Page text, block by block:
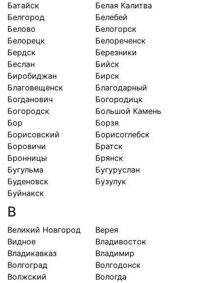
Батайск
Белая Калитва
Белгород
Белебей
Белово
Белогорск
Белорецк
Белореченск
Бердск
Березники
Беслан
Бийск
Биробиджан
Бирск
Благовещенск
Благодарный
Богданович
Богородицк
Богородск
Большой Камень
Бор
Борзя
Борисовский
Борисоглебск
Боровичи
Братск
Бронницы
Брянск
Бугульма
Бугуруслан
Буденовск
Бузулук
Буйнакск
В
Великий Новгород
Верея
Видное
Владивосток
Владикавказ
Владимир
Волгоград
Волгодонск
Волжский
Вологда